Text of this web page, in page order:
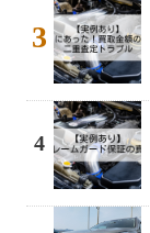
3
4